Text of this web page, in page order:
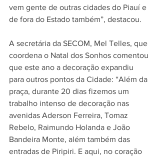
vem gente de outras cidades do Piauí e
de fora do Estado também”, destacou.
A secretária da SECOM, Mel Telles, que
coordena o Natal dos Sonhos comentou
que este ano a decoração expandiu
para outros pontos da Cidade: “Além da
praça, durante 20 dias fizemos um
trabalho intenso de decoração nas
avenidas Aderson Ferreira, Tomaz
Rebelo, Raimundo Holanda e João
Bandeira Monte, além também das
entradas de Piripiri. E aqui, no coração